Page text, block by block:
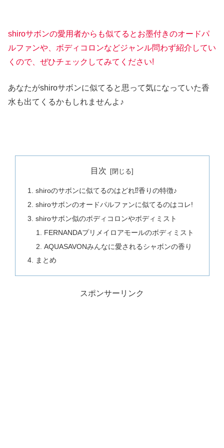
shiroサボンの愛用者からも似てるとお墨付きのオードパ
ルファンや、ボディコロンなどジャンル問わず紹介してい
くので、ぜひチェックしてみてください!
あなたがshiroサボンに似てると思って気になっていた香
水も出てくるかもしれませんよ♪
目次
shiroのサボンに似てるのはどれ⁉香りの特徴♪
shiroサボンのオードパルファンに似てるのはコレ!
shiroサボン似のボディコロンやボディミスト
FERNANDAプリメイロアモールのボディミスト
AQUASAVONみんなに愛されるシャボンの香り
まとめ
スポンサーリンク